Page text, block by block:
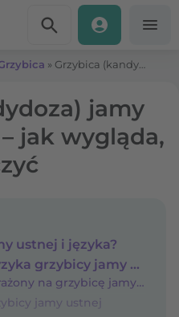
»
jamy
jak wygląda,
ustnej i języka?
Przyczyny i czynniki ryzyka grzybicy jamy ustnej
Kto jest szczególnie narażony na grzybicę jamy ustnej?
jamy ustnej